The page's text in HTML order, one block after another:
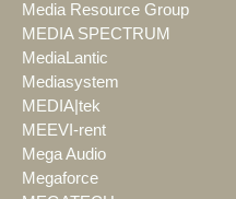
Media Resource Group
MEDIA SPECTRUM
MediaLantic
Mediasystem
MEDIA|tek
MEEVI-rent
Mega Audio
Megaforce